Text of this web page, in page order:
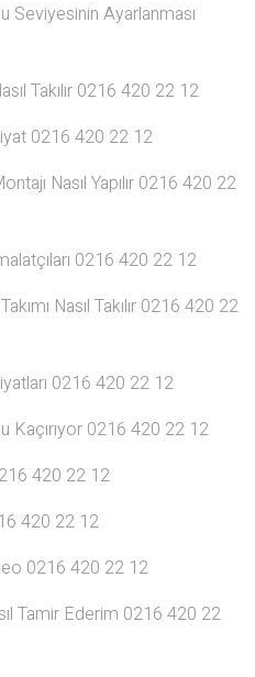
Seviyesinin Ayarlanması
Takılır 0216 420 22 12
0216 420 22 12
Nasıl Yapılır 0216 420 22
0216 420 22 12
Nasıl Takılır 0216 420 22
0216 420 22 12
Kaçırıyor 0216 420 22 12
420 22 12
420 22 12
0216 420 22 12
Tamir Ederim 0216 420 22